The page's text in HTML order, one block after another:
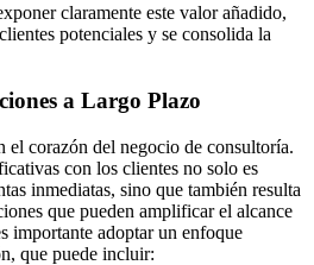
claramente este valor añadido,
potenciales y se consolida la
a Largo Plazo
el corazón del negocio de consultoría.
con los clientes no solo es
inmediatas, sino que también resulta
que pueden amplificar el alcance
importante adoptar un enfoque
que puede incluir: